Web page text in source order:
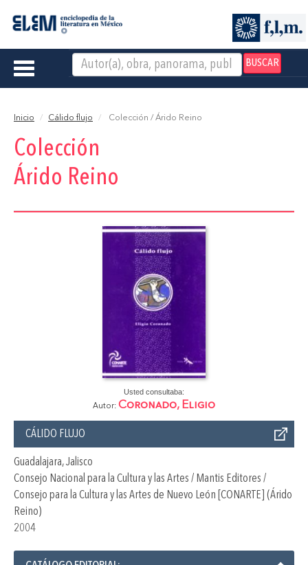
BUSCAR
Toggle
Inicio Cálido flujo Colección / Árido Reino
Colección
Árido Reino
Usted consultaba:
Autor: Coronado, Eligio
CÁLIDO FLUJO
Guadalajara, Jalisco
Consejo Nacional para la Cultura y las Artes / Mantis Editores /
Consejo para la Cultura y las Artes de Nuevo León [CONARTE] (Árido
Reino)
2004